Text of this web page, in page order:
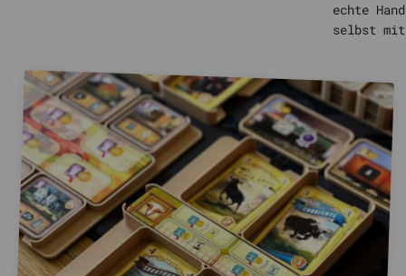
echte
selbst